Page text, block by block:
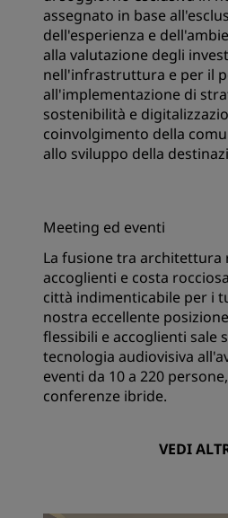
assegnato in base
dell'esperienza e
alla valutazione degli
nell'infrastruttura e per il
all'implementazione di
sostenibilità e
coinvolgimento della
allo sviluppo della
Meeting ed eventi
La fusione tra architettura
accoglienti e costa
città indimenticabile per i
nostra eccellente
flessibili e accoglienti sale
tecnologia audiovisiva
eventi da 10 a 220
conferenze ibride.
VEDI